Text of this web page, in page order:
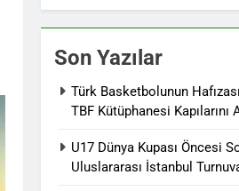
Son Yazılar
Türk Basketbolunun
TBF Kütüphanesi Kapılarını
U17 Dünya Kupası Öncesi
Uluslararası İstanbul